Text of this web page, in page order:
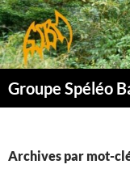
Aller
au
contenu
Groupe Spéléo
Archives par mot-